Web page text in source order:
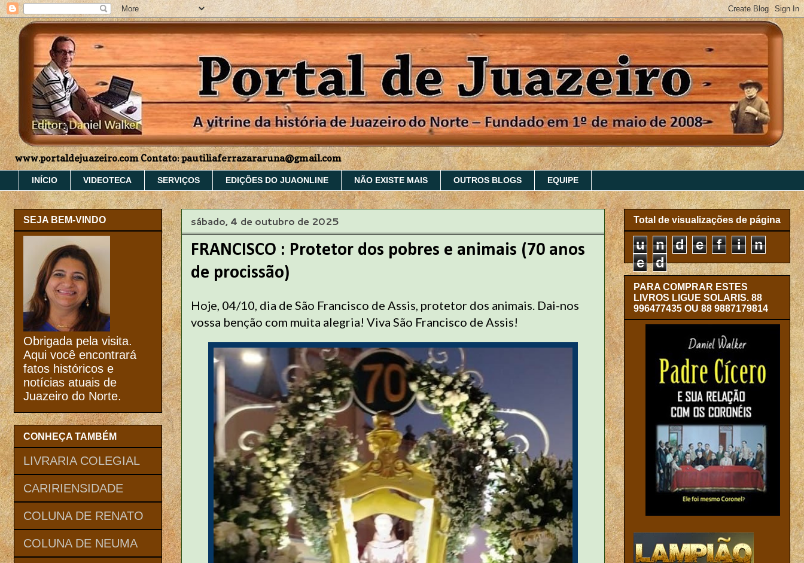
www.portaldejuazeiro.com Contato: pautiliaferrazararuna@gmail.com
INÍCIO VIDEOTECA SERVIÇOS EDIÇÕES DO JUAONLINE NÃO EXISTE MAIS OUTROS BLOGS EQUIPE
sábado, 4 de outubro de 2025
FRANCISCO : Protetor dos pobres e animais (70 anos
de procissão)
Hoje, 04/10, dia de São Francisco de Assis, protetor dos animais. Dai-nos
vossa benção com muita alegria! Viva São Francisco de Assis!
SEJA BEM-VINDO
Obrigada pela visita.
Aqui você encontrará
fatos históricos e
notícias atuais de
Juazeiro do Norte.
CONHEÇA TAMBÉM
LIVRARIA COLEGIAL
CARIRIENSIDADE
COLUNA DE RENATO
COLUNA DE NEUMA
Total de visualizações de página
u n d e f i
n
e
d
PARA COMPRAR ESTES
LIVROS LIGUE SOLARIS. 88
996477435 OU 88 9887179814